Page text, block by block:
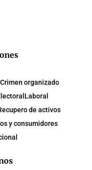
Crimen organizado
Laboral
de activos
y consumidores